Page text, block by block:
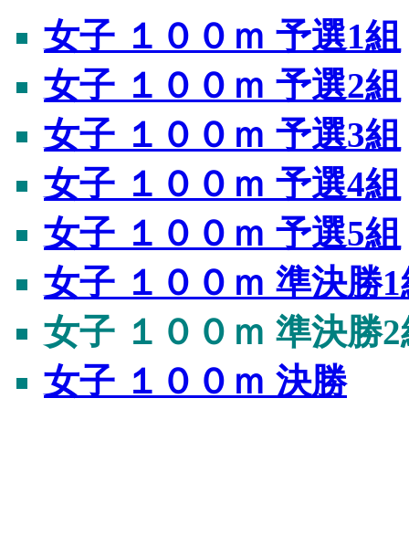
女子 １００ｍ 予選1組
女子 １００ｍ 予選2組
女子 １００ｍ 予選3組
女子 １００ｍ 予選4組
女子 １００ｍ 予選5組
女子 １００ｍ 準決勝1
女子 １００ｍ 準決勝2
女子 １００ｍ 決勝